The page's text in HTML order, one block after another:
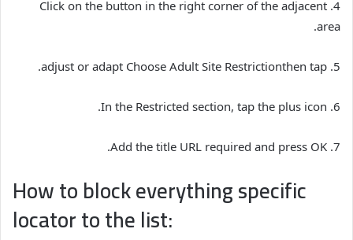
4. Click on the button in the right corner of the adjacent
area.
5. Choose
Adult Site Restrictionthen tap
adjust or adapt
.
6. In the Restricted section, tap the plus icon.
7. Add the title
URL required and press OK.
How to block everything specific
locator to the list: